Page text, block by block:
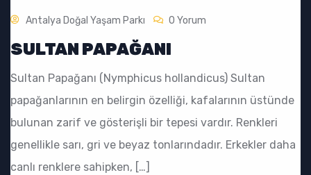
Antalya Doğal Yaşam Parkı 0 Yorum
SULTAN PAPAĞANI
Sultan Papağanı (Nymphicus hollandicus) Sultan
papağanlarının en belirgin özelliği, kafalarının üstünde
bulunan zarif ve gösterişli bir tepesi vardır. Renkleri
genellikle sarı, gri ve beyaz tonlarındadır. Erkekler daha
canlı renklere sahipken, […]